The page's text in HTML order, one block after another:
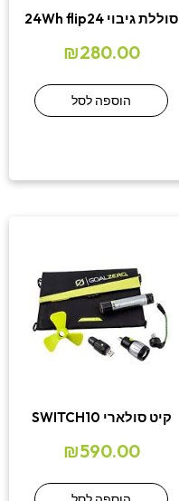
סוללת גיבוי 24Wh flip24
₪280.00
הוספה לסל
קיט סולארי SWITCH10
₪590.00